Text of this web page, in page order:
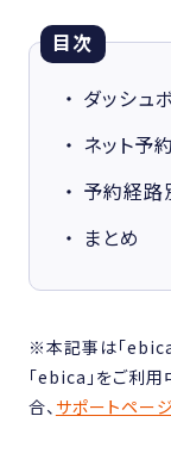
目次
ダッシュ
ネット予
予約経路
まとめ
※本記事は「
「ebica」をご利
合、 サポートページ